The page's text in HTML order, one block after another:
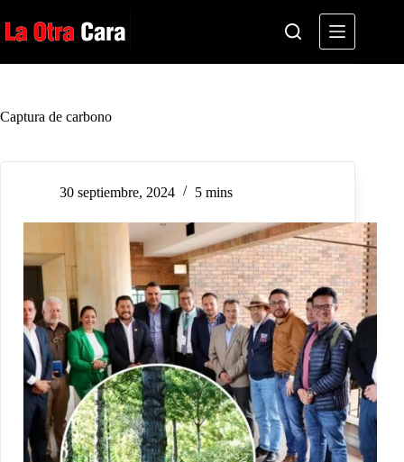
al
contenido
Captura de carbono
30 septiembre, 2024 5 mins